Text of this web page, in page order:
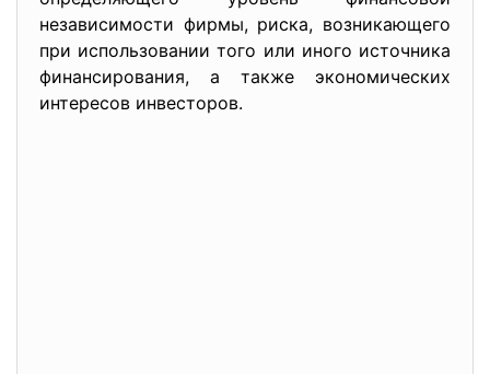
независимости фирмы, риска, возникающего
при использовании того или иного источника
финансирования, а также экономических
интересов инвесторов.